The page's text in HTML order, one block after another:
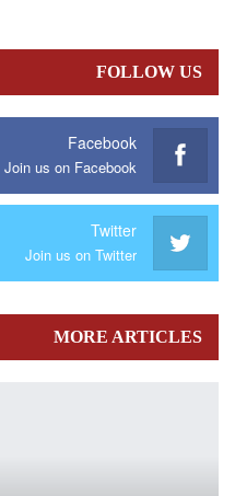
FOLLOW US
Facebook
Join us on Facebook
Twitter
Join us on Twitter
MORE ARTICLES